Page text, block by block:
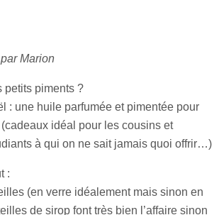
Marion
petits piments ?
: une huile parfumée et pimentée pour
idéal pour les cousins et
à qui on ne sait jamais quoi offrir…)
:
(en verre idéalement mais sinon en
de sirop font très bien l’affaire sinon